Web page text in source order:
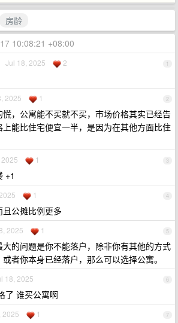
房龄
10:08:21 +08:00
1
Jul 18, 2025 2
2
2025 1
，公寓能不买就不买，市场价格其实已经告
能比住宅便宜一半，是因为在其他方面比住
3
1
+1
4
1
公摊比例更多
5
2025 1
的问题是你不能落户，除非你有其他的方式
者你本身已经落户，那么可以选择公寓。
6
18, 2025
了 谁买公寓啊
7
2025 1